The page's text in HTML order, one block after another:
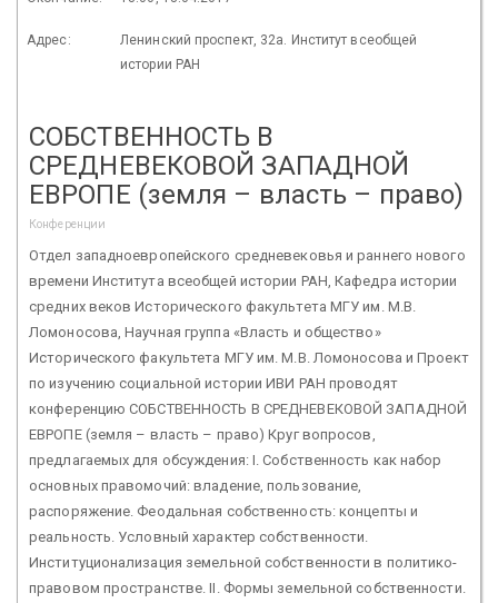
Адрес:
Ленинский проспект, 32а. Институт всеобщей
истории РАН
СОБСТВЕННОСТЬ В
СРЕДНЕВЕКОВОЙ ЗАПАДНОЙ
ЕВРОПЕ (земля – власть – право)
Конференции
Отдел западноевропейского средневековья и раннего нового
времени Института всеобщей истории РАН, Кафедра истории
средних веков Исторического факультета МГУ им. М.В.
Ломоносова, Научная группа «Власть и общество»
Исторического факультета МГУ им. М.В. Ломоносова и Проект
по изучению социальной истории ИВИ РАН проводят
конференцию СОБСТВЕННОСТЬ В СРЕДНЕВЕКОВОЙ ЗАПАДНОЙ
ЕВРОПЕ (земля – власть – право) Круг вопросов,
предлагаемых для обсуждения: I. Собственность как набор
основных правомочий: владение, пользование,
распоряжение. Феодальная собственность: концепты и
реальность. Условный характер собственности.
Институционализация земельной собственности в политико-
правовом пространстве. II. Формы земельной собственности.